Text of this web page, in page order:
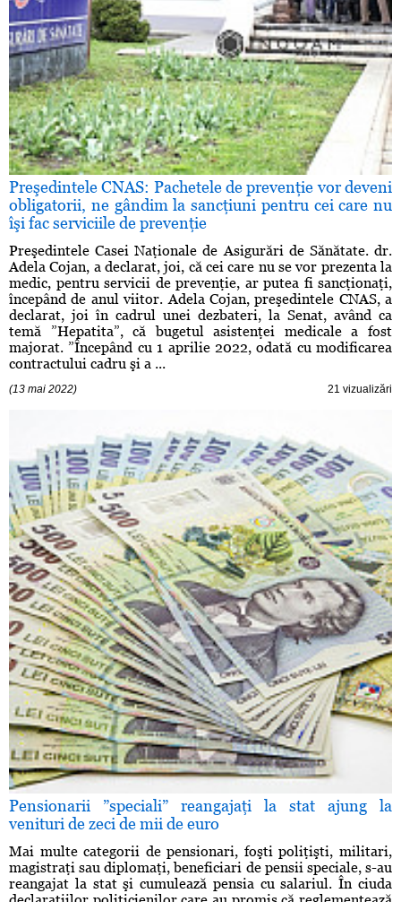
Preşedintele CNAS: Pachetele de prevenţie vor deveni
obligatorii, ne gândim la sancţiuni pentru cei care nu
îşi fac serviciile de prevenţie
Preşedintele Casei Naţionale de Asigurări de Sănătate. dr.
Adela Cojan, a declarat, joi, că cei care nu se vor prezenta la
medic, pentru servicii de prevenţie, ar putea fi sancţionaţi,
începând de anul viitor. Adela Cojan, preşedintele CNAS, a
declarat, joi în cadrul unei dezbateri, la Senat, având ca
temă ”Hepatita”, că bugetul asistenţei medicale a fost
majorat. ”Începând cu 1 aprilie 2022, odată cu modificarea
contractului cadru şi a ...
(13 mai 2022) 21 vizualizări
Pensionarii ”speciali” reangajaţi la stat ajung la
venituri de zeci de mii de euro
Mai multe categorii de pensionari, foşti poliţişti, militari,
magistraţi sau diplomaţi, beneficiari de pensii speciale, s-au
reangajat la stat şi cumulează pensia cu salariul. În ciuda